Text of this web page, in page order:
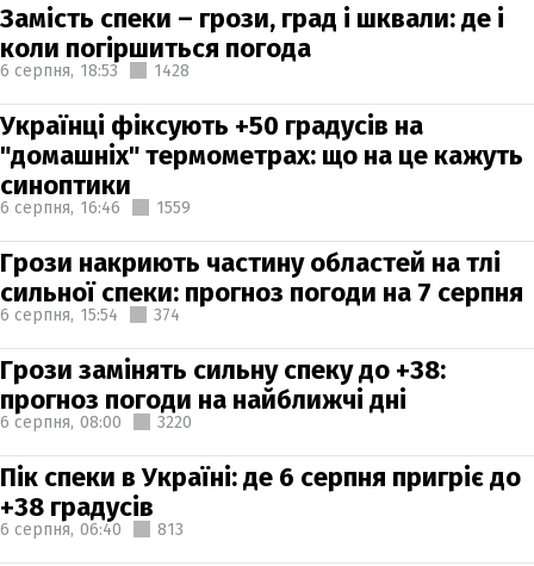
Замість спеки – грози, град і шквали: де і
коли погіршиться погода
6 серпня, 18:53 1428
Українці фіксують +50 градусів на
"домашніх" термометрах: що на це кажуть
синоптики
6 серпня, 16:46 1559
Грози накриють частину областей на тлі
сильної спеки: прогноз погоди на 7 серпня
6 серпня, 15:54 374
Грози замінять сильну спеку до +38:
прогноз погоди на найближчі дні
6 серпня, 08:00 3220
Пік спеки в Україні: де 6 серпня пригріє до
+38 градусів
6 серпня, 06:40 813